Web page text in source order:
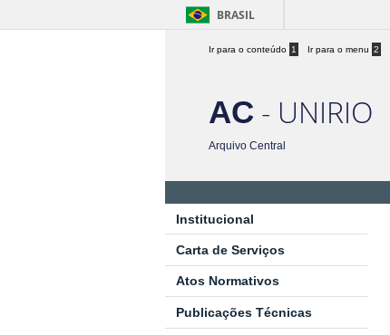
BRASIL
Ir para o conteúdo 1 Ir para o menu 2
AC - UNIRIO
Arquivo Central
Institucional
Carta de Serviços
Atos Normativos
Publicações Técnicas